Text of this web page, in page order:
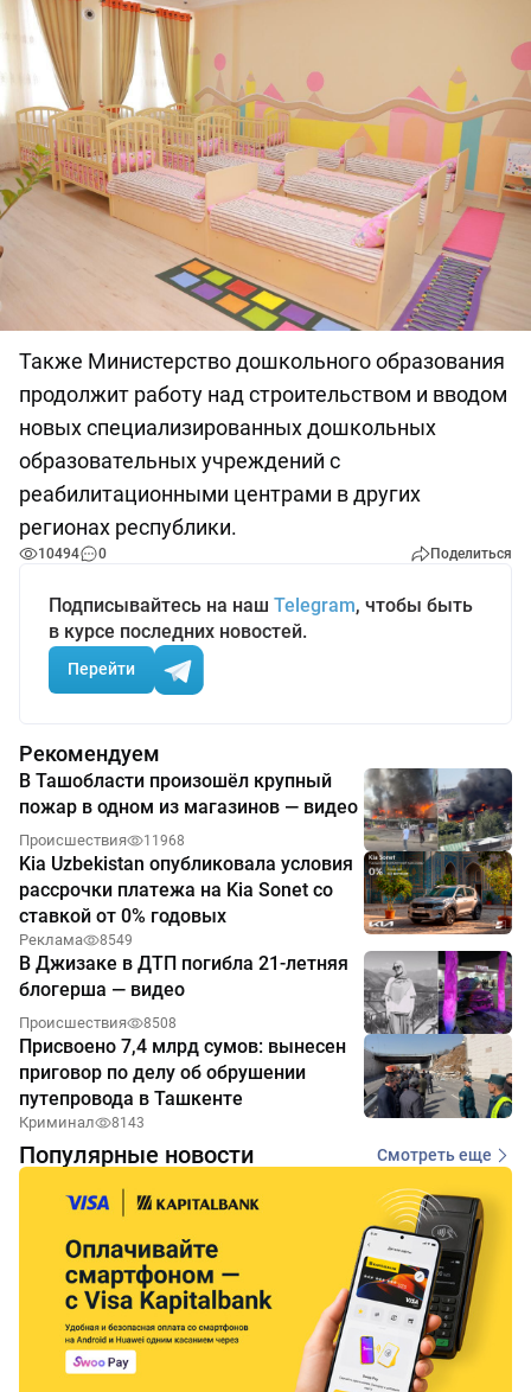
Также Министерство дошкольного образования
продолжит работу над строительством и вводом
новых специализированных дошкольных
образовательных учреждений с
реабилитационными центрами в других
регионах республики.
10494 0 Поделиться
Подписывайтесь на наш Telegram, чтобы быть
в курсе последних новостей.
Перейти
Рекомендуем
В Ташобласти произошёл крупный
пожар в одном из магазинов — видео
Происшествия 11968
Kia Uzbekistan опубликовала условия
рассрочки платежа на Kia Sonet со
ставкой от 0% годовых
Реклама 8549
В Джизаке в ДТП погибла 21-летняя
блогерша — видео
Происшествия 8508
Присвоено 7,4 млрд сумов: вынесен
приговор по делу об обрушении
путепровода в Ташкенте
Криминал 8143
Популярные новости Смотреть еще